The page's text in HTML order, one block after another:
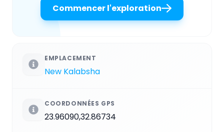
Commencer l'exploration
EMPLACEMENT
New Kalabsha
COORDONNÉES GPS
23.96090,32.86734